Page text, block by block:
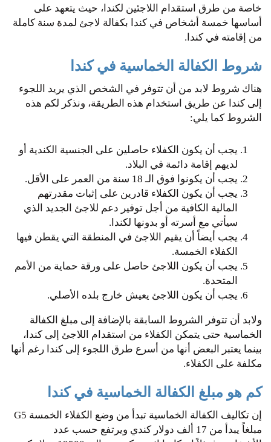
خاصة من طرق استقدام اللاجئين لكندا، حيث يتعهد على
أساسها خمسة أشخاص في كندا بكفالة لاجئ لمدة سنة كاملة
من إقامته في كندا.
شروط الكفالة الخماسية في كندا
هناك شروط لابد من أن تتوفر في الشخص الذي يريد اللجوء
إلى كندا عن طريق استخدام هذه الطريقة، ونذكر لكم هذه
الشروط كما يلي:
يجب أن يكون الكفلاء حاصلين على الجنسية الكندية أو
لديهم إقامة دائمة في البلاد.
يجب أن يكونوا فوق الـ 18 سنة من العمر على الأقل.
يجب أن يكون الكفلاء قادرين على إثبات مقدرتهم
المالية الكافية من أجل توفير دعم للاجئ الجديد الذي
سيأتي مع أسرته أو بدونها لكندا.
يجب أيضاً أن يقيم اللاجئ في المنطقة التي يقطن فيها
الكفلاء الخمسة.
يجب أن يكون اللاجئ حاصل على ورقة حماية من الأمم
المتحدة.
يجب أن يكون اللاجئ يعيش خارج بلده الأصلي.
ولابد أن تتوفر الشروط السابقة بالإضافة إلى مبلغ الكفالة
الخماسية حتى يتمكن الكفلاء من استقدام اللاجئ إلى كندا،
بينما يعتبر البعض أنها من أسرع طرق اللجوء إلى كندا رغم أنها
مكلفة على الكفلاء.
كم هو مبلغ الكفالة الخماسية في كندا
إن تكاليف الكفالة الخماسية تبدأ من وضع الكفلاء الخمسة G5
مبلغاً يبدأ من 17 ألف دولار كندي ويرتفع حسب عدد